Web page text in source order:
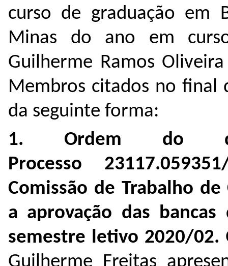
curso de graduação em
Minas do ano em
Guilherme Ramos
Membros citados no final
da seguinte forma:
1.
Ordem do
Processo
Comissão de Trabalho
a aprovação das
semestre letivo 2020/02.
Guilherme Freitas